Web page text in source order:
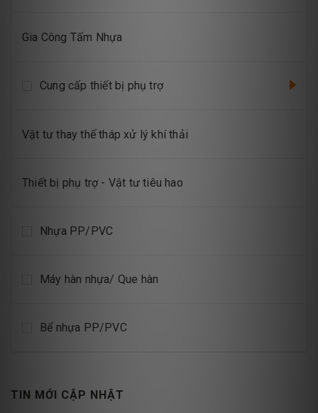
Gia Công Tấm Nhựa
Cung cấp thiết bị phụ trợ
Vật tư thay thế tháp xử lý khí thải
Thiết bị phụ trợ - Vật tư tiêu hao
Nhựa PP/PVC
Máy hàn nhựa/ Que hàn
Bể nhựa PP/PVC
TIN MỚI CẬP NHẬT